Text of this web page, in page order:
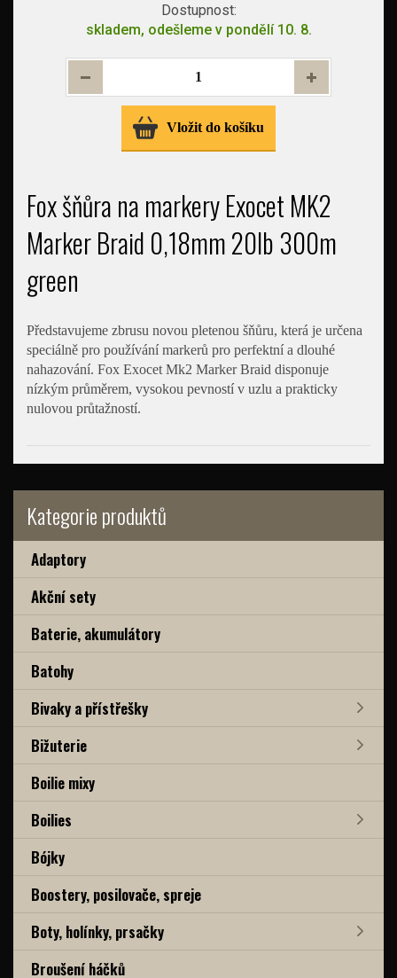
Kategorie produktů
Adaptory
Akční sety
Baterie, akumulátory
Batohy
Bivaky a přístřešky
Bižuterie
Boilie mixy
Boilies
Bójky
Boostery, posilovače, spreje
Boty, holínky, prsačky
Broušení háčků
Dostupnost:
skladem, odešleme v pondělí 10. 8.
Vložit do košíku
Fox šňůra na markery Exocet MK2
Marker Braid 0,18mm 20lb 300m
green
Představujeme zbrusu novou pletenou šňůru, která je určena
speciálně pro používání markerů pro perfektní a dlouhé
nahazování. Fox Exocet Mk2 Marker Braid disponuje
nízkým průměrem, vysokou pevností v uzlu a prakticky
nulovou průtažností.